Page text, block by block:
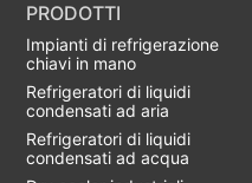
PRODOTTI
Impianti di refrigerazione
chiavi in mano
Refrigeratori di liquidi
condensati ad aria
Refrigeratori di liquidi
condensati ad acqua